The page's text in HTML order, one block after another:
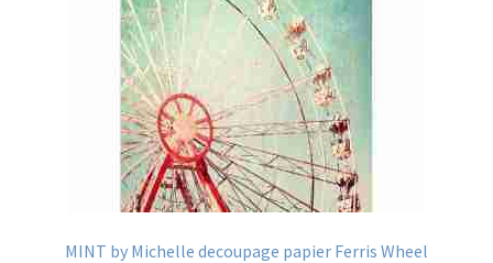
op
productpagina
MINT by Michelle decoupage papier Ferris Wheel